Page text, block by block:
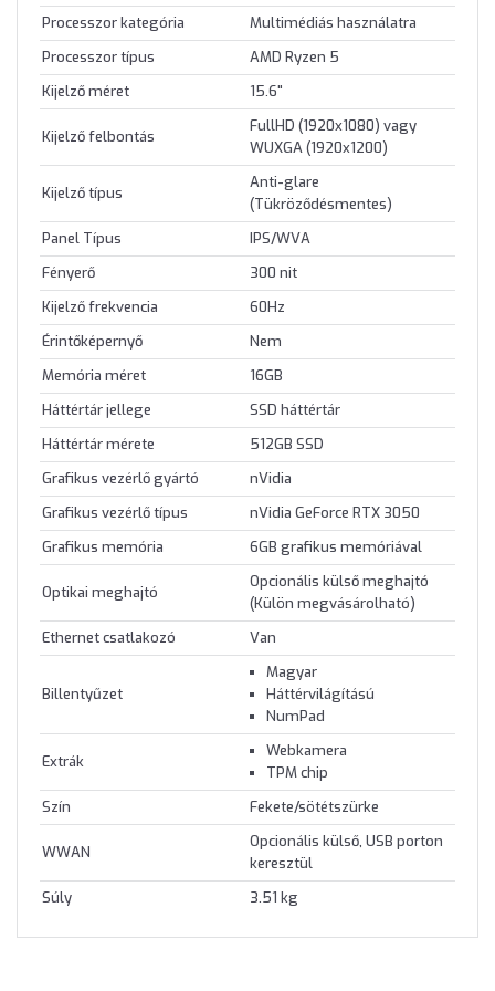
Processzor kategória
Multimédiás használatra
Processzor típus
AMD Ryzen 5
Kijelző méret
15.6"
Kijelző felbontás
FullHD (1920x1080) vagy
WUXGA (1920x1200)
Kijelző típus
Anti-glare
(Tükröződésmentes)
Panel Típus
IPS/WVA
Fényerő
300 nit
Kijelző frekvencia
60Hz
Érintőképernyő
Nem
Memória méret
16GB
Háttértár jellege
SSD háttértár
Háttértár mérete
512GB SSD
Grafikus vezérlő gyártó
nVidia
Grafikus vezérlő típus
nVidia GeForce RTX 3050
Grafikus memória
6GB grafikus memóriával
Optikai meghajtó
Opcionális külső meghajtó
(Külön megvásárolható)
Ethernet csatlakozó
Van
Billentyűzet
Magyar
Háttérvilágítású
NumPad
Extrák
Webkamera
TPM chip
Szín
Fekete/sötétszürke
WWAN
Opcionális külső, USB porton
keresztül
Súly
3.51 kg